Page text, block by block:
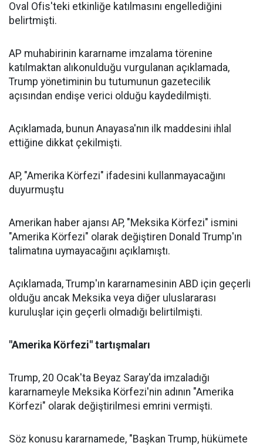
Oval Ofis'teki etkinliğe katılmasını engellediğini
belirtmişti.
AP muhabirinin kararname imzalama törenine
katılmaktan alıkonulduğu vurgulanan açıklamada,
Trump yönetiminin bu tutumunun gazetecilik
açısından endişe verici olduğu kaydedilmişti.
Açıklamada, bunun Anayasa'nın ilk maddesini ihlal
ettiğine dikkat çekilmişti.
AP, "Amerika Körfezi" ifadesini kullanmayacağını
duyurmuştu
Amerikan haber ajansı AP, "Meksika Körfezi" ismini
"Amerika Körfezi" olarak değiştiren Donald Trump'ın
talimatına uymayacağını açıklamıştı.
Açıklamada, Trump'ın kararnamesinin ABD için geçerli
olduğu ancak Meksika veya diğer uluslararası
kuruluşlar için geçerli olmadığı belirtilmişti.
"Amerika Körfezi" tartışmaları
Trump, 20 Ocak'ta Beyaz Saray'da imzaladığı
kararnameyle Meksika Körfezi'nin adının "Amerika
Körfezi" olarak değiştirilmesi emrini vermişti.
Söz konusu kararnamede, "Başkan Trump, hükümete